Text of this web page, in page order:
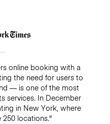
online booking with a
the need for users to
— is one of the most
services. In December
in New York, where
locations."